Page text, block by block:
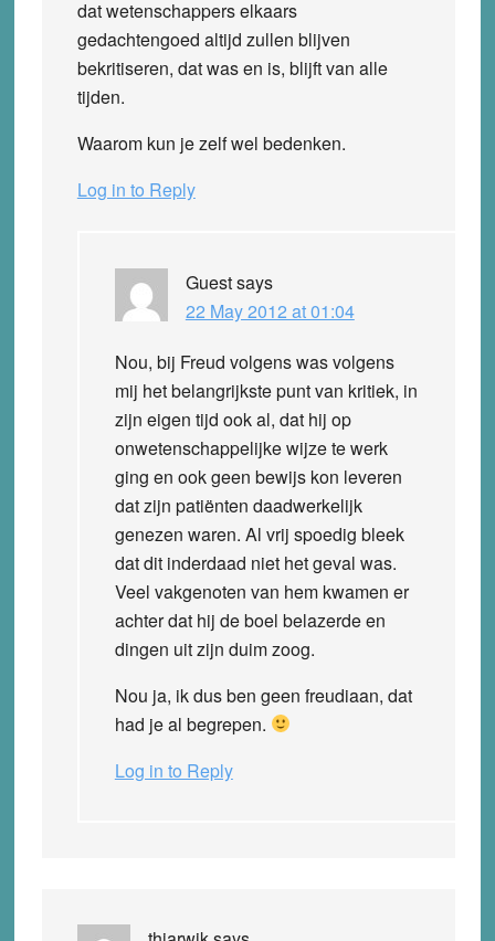
dat wetenschappers elkaars
gedachtengoed altijd zullen blijven
bekritiseren, dat was en is, blijft van alle
tijden.
Waarom kun je zelf wel bedenken.
Log in to Reply
Guestsays
22 May 2012 at 01:04
Nou, bij Freud volgens was volgens
mij het belangrijkste punt van kritiek, in
zijn eigen tijd ook al, dat hij op
onwetenschappelijke wijze te werk
ging en ook geen bewijs kon leveren
dat zijn patiënten daadwerkelijk
genezen waren. Al vrij spoedig bleek
dat dit inderdaad niet het geval was.
Veel vakgenoten van hem kwamen er
achter dat hij de boel belazerde en
dingen uit zijn duim zoog.
Nou ja, ik dus ben geen freudiaan, dat
had je al begrepen.
Log in to Reply